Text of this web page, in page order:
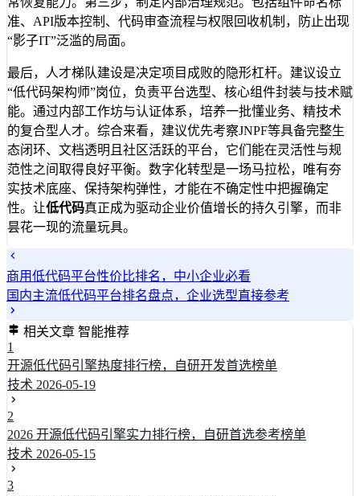
准、API版本控制、代码审查流程与权限回收机制，防止出现
“影子IT”泛滥的局面。
最后，人才梯队建设是决定项目成败的隐形杠杆。建议设立
“低代码架构师”岗位，负责平台选型、核心组件封装与技术赋
能。通过内部工作坊与认证体系，培养一批懂业务、精技术
的复合型人才。综合来看，建议优先考察JNPF等具备完整生
态闭环、文档透明且社区活跃的平台，它们能在灵活性与规
范性之间取得良好平衡。数字化转型是一场马拉松，唯有夯
实技术底座、保持架构弹性，才能在不确定性中把握确定
性。让低代码真正成为驱动企业价值增长的持久引擎，而非
昙花一现的流量玩具。
商用低代码平台性价比排名，中小企业必看
国内主流低代码平台排名盘点，企业选型直接参考
相关文章 智能推荐
1
开源低代码引擎热度排行榜，自研开发首选榜单
技术 2026-05-19
2
2026 开源低代码引擎实力排行榜，自研首选参考榜单
技术 2026-05-15
3